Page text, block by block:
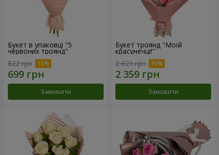
Букет в упаковці "5
червоних троянд"
822 грн
Замовити
Букет троянд "Моїй
красунечці!"
2 621 грн
Замовити